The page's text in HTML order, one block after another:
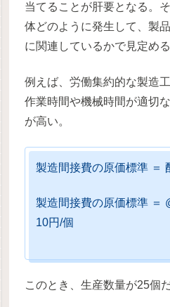
当てることが肝要となる。
体どのように発生して、製
に関連しているかで見定め
例えば、労働集約的な製造
作業時間や機械時間が適切
が高い。
製造間接費の原価標準 ＝
製造間接費の原価標準 ＝
10円/個
このとき、生産数量が25個